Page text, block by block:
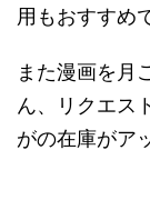
用もおすすめ
また漫画を月
ん、リクエス
がの在庫がア